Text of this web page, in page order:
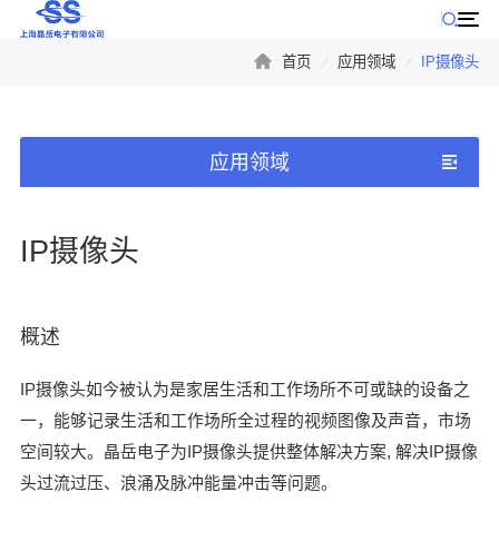
首页 应用领域 IP摄像头
应用领域
IP摄像头
概述
IP摄像头如今被认为是家居生活和工作场所不可或缺的设备之
一，能够记录生活和工作场所全过程的视频图像及声音，市场
空间较大。晶岳电子为IP摄像头提供整体解决方案, 解决IP摄像
头过流过压、浪涌及脉冲能量冲击等问题。